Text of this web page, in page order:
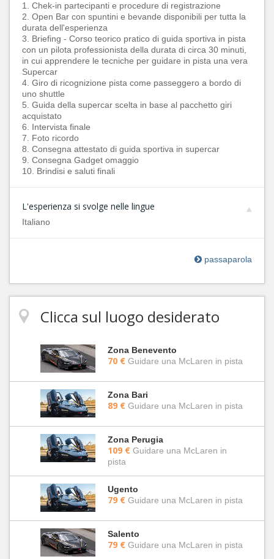
1. Chek-in partecipanti e procedure di registrazione
2. Open Bar con spuntini e bevande disponibili per tutta la
durata dell'esperienza
3. Briefing - Corso teorico pratico di guida sportiva in pista
con un pilota professionista della durata di circa 30 minuti,
in cui apprendere le tecniche per guidare in pista una vera
Supercar
4. Giro di ricognizione pista come passeggero a bordo di
uno shuttle
5. Guida della supercar scelta in base al pacchetto giri
acquistato
6. Intervista finale
7. Foto ricordo
8. Consegna attestato di guida sportiva in supercar
9. Consegna Gadget omaggio
10. Brindisi e saluti finali
L'esperienza si svolge nelle lingue
Italiano
passaparola
Clicca sul luogo desiderato
Zona Benevento
70 € Guidare una McLaren in pista
Zona Bari
89 € Guidare una McLaren in pista
Zona Perugia
109 € Guidare una McLaren in
pista
Ugento
79 € Guidare una McLaren in pista
Salento
79 € Guidare una McLaren in pista